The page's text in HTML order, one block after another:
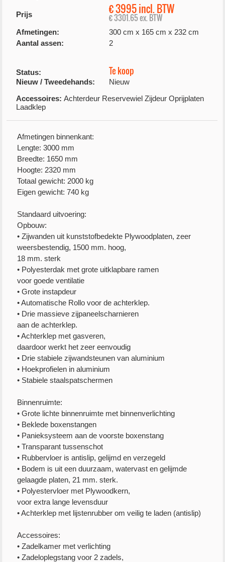
Prijs € 3995 incl. BTW
€ 3301.65 ex. BTW
Afmetingen:
300 cm x 165 cm x 232 cm
Aantal assen:
2
Status: Te koop
Nieuw / Tweedehands:
Nieuw
Accessoires:Achterdeur Reservewiel Zijdeur Oprijplaten
Laadklep
Afmetingen binnenkant:
Lengte: 3000 mm
Breedte: 1650 mm
Hoogte: 2320 mm
Totaal gewicht: 2000 kg
Eigen gewicht: 740 kg
Standaard uitvoering:
Opbouw:
• Zijwanden uit kunststofbedekte Plywoodplaten, zeer
weersbestendig, 1500 mm. hoog,
18 mm. sterk
• Polyesterdak met grote uitklapbare ramen
voor goede ventilatie
• Grote instapdeur
• Automatische Rollo voor de achterklep.
• Drie massieve zijpaneelscharnieren
aan de achterklep.
• Achterklep met gasveren,
daardoor werkt het zeer eenvoudig
• Drie stabiele zijwandsteunen van aluminium
• Hoekprofielen in aluminium
• Stabiele staalspatschermen
Binnenruimte:
• Grote lichte binnenruimte met binnenverlichting
• Beklede boxenstangen
• Panieksysteem aan de voorste boxenstang
• Transparant tussenschot
• Rubbervloer is antislip, gelijmd en verzegeld
• Bodem is uit een duurzaam, watervast en gelijmde
gelaagde platen, 21 mm. sterk.
• Polyestervloer met Plywoodkern,
voor extra lange levensduur
• Achterklep met lijstenrubber om veilig te laden (antislip)
Accessoires:
• Zadelkamer met verlichting
• Zadeloplegstang voor 2 zadels,